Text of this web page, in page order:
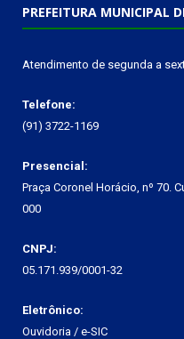
PREFEITURA MUNICIPAL
Atendimento de segunda a
Telefone:
(91) 3722-1169
Presencial:
Praça Coronel Horácio, nº 70.
000
CNPJ:
05.171.939/0001-32
Eletrônico:
Ouvidoria / e-SIC